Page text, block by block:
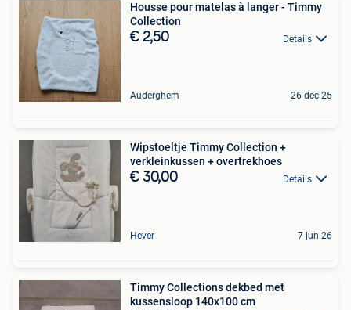
Housse pour matelas à langer - Timmy
Collection
€ 2,50 Details
Auderghem 26 dec 25
Wipstoeltje Timmy Collection +
verkleinkussen + overtrekhoes
€ 30,00 Details
Hever 7 jun 26
Timmy Collections dekbed met
kussensloop 140x100 cm